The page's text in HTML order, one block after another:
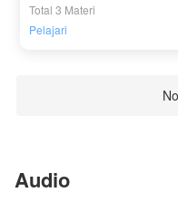
Total 3 Materi
Pelajari
Audio